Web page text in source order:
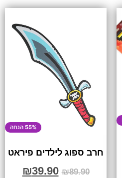
55% הנחה
חרב ספוג לילדים פיראט
₪89.90
₪39.90